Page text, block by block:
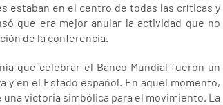
estaban en el centro de todas las críticas y
que era mejor anular la actividad que no
de la conferencia.
que celebrar el Banco Mundial fueron un
y en el Estado español. En aquel momento,
victoria simbólica para el movimiento. La